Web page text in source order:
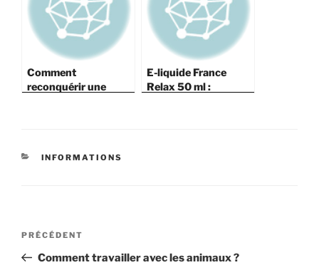
Comment
reconquérir une
E-liquide France
Relax 50 ml :
CATÉGORIES
INFORMATIONS
Navigation
Article
précédent
PRÉCÉDENT
Comment travailler avec les animaux ?